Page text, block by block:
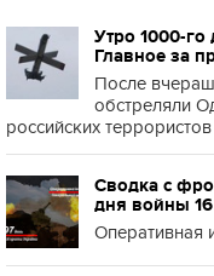
Утро 1000-
Главное за
После
обстреляли
российских террористов
Сводка с
дня войны
Оперативная